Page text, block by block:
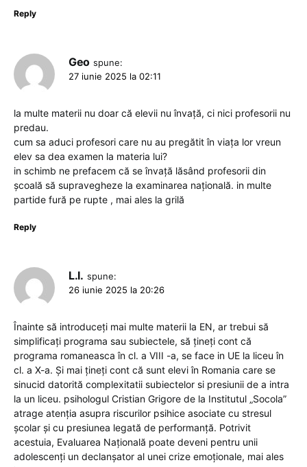
Reply
Geo spune:
27 iunie 2025 la 02:11
la multe materii nu doar că elevii nu învață, ci nici profesorii nu
predau.
cum sa aduci profesori care nu au pregătit în viața lor vreun
elev sa dea examen la materia lui?
in schimb ne prefacem că se învață lăsând profesorii din
școală să supravegheze la examinarea națională. in multe
partide fură pe rupte , mai ales la grilă
Reply
L.I. spune:
26 iunie 2025 la 20:26
Înainte să introduceți mai multe materii la EN, ar trebui să
simplificați programa sau subiectele, să țineți cont că
programa romaneasca în cl. a VIII -a, se face in UE la liceu în
cl. a X-a. Și mai țineți cont că sunt elevi în Romania care se
sinucid datorită complexitatii subiectelor si presiunii de a intra
la un liceu. psihologul Cristian Grigore de la Institutul „Socola”
atrage atenția asupra riscurilor psihice asociate cu stresul
școlar și cu presiunea legată de performanță. Potrivit
acestuia, Evaluarea Națională poate deveni pentru unii
adolescenți un declanșator al unei crize emoționale, mai ales